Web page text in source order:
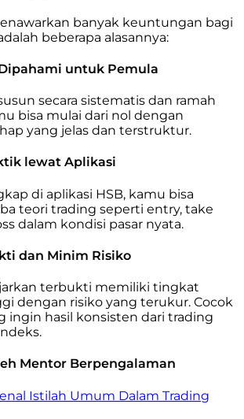
banyak keuntungan bagi
beberapa alasannya:
untuk Pemula
secara sistematis dan ramah
bisa mulai dari nol dengan
yang jelas dan terstruktur.
lewat Aplikasi
di aplikasi HSB, kamu bisa
teori trading seperti entry, take
dalam kondisi pasar nyata.
dan Minim Risiko
terbukti memiliki tingkat
dengan risiko yang terukur. Cocok
ingin hasil konsisten dari trading
Mentor Berpengalaman
Istilah Umum Dalam Trading